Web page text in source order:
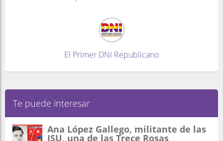
El Primer DNI Republicano
Te puede interesar
Ana López Gallego, militante de las
JSU, una de las Trece Rosas